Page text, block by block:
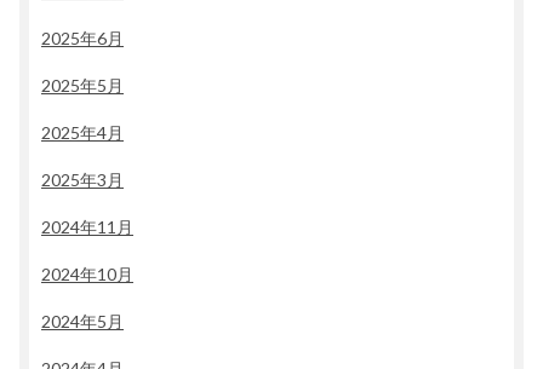
2025年6月
2025年5月
2025年4月
2025年3月
2024年11月
2024年10月
2024年5月